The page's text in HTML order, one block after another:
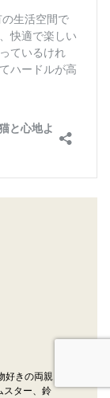
好きの両親
スター、鈴